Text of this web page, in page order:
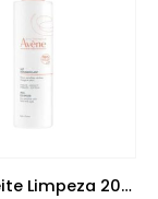
Avène Leite Limpeza 200 ml